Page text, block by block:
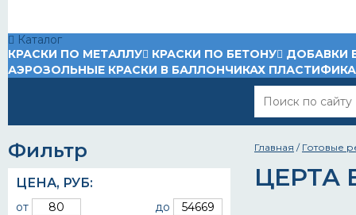
Каталог
КРАСКИ ПО МЕТАЛЛУ
КРАСКИ ПО БЕТОНУ
ДОБАВКИ
АЭРОЗОЛЬНЫЕ КРАСКИ В БАЛЛОНЧИКАХ
Фильтр
ЦЕНА, РУБ:
от до
Главная / Готовые
ЦЕРТА